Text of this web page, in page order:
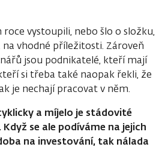
vystoupili, nebo šlo o složku,
vhodné příležitosti. Zároveň
jsou podnikatelé, kteří mají
si třeba také naopak řekli, že
je nechají pracovat v něm.
a míjelo je stádovité
se ale podíváme na jejich
na investování, tak nálada